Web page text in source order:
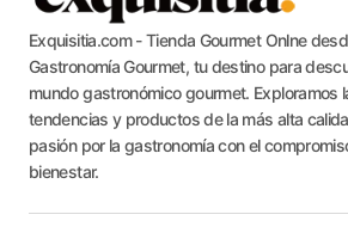
Exquisitia.com - Tienda Gourmet Onlne
Gastronomía Gourmet, tu destino para
mundo gastronómico gourmet. Exploramos
tendencias y productos de la más alta
pasión por la gastronomía con el
bienestar.